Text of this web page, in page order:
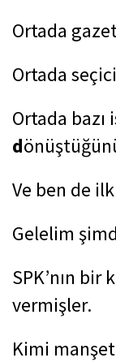
Ortada
Ortada
Ortada
d
Ve ben de
Gelelim
SPK’nın
vermişler.
Kimi